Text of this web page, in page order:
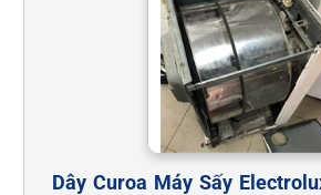
Dây Curoa Máy Sấy